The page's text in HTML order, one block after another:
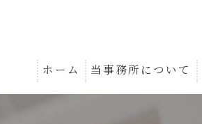
ホーム 当事務所について